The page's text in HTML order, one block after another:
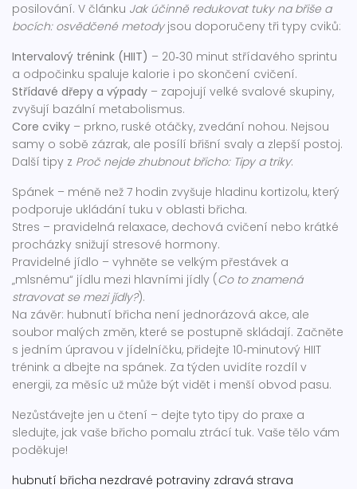
posilování. V článku Jak účinně redukovat tuky na břiše a
bocích: osvědčené metodyjsou doporučeny tři typy cviků:
Intervalový trénink (HIIT) – 20‑30 minut střídavého sprintu
a odpočinku spaluje kalorie i po skončení cvičení.
Střídavé dřepy a výpady – zapojují velké svalové skupiny,
zvyšují bazální metabolismus.
Core cviky – prkno, ruské otáčky, zvedání nohou. Nejsou
samy o sobě zázrak, ale posílí břišní svaly a zlepší postoj.
Další tipy z Proč nejde zhubnout břicho: Tipy a triky:
Spánek – méně než 7 hodin zvyšuje hladinu kortizolu, který
podporuje ukládání tuku v oblasti břicha.
Stres – pravidelná relaxace, dechová cvičení nebo krátké
procházky snižují stresové hormony.
Pravidelné jídlo – vyhněte se velkým přestávek a
„mlsnému“ jídlu mezi hlavními jídly (Co to znamená
stravovat se mezi jídly?).
Na závěr: hubnutí břicha není jednorázová akce, ale
soubor malých změn, které se postupně skládají. Začněte
s jedním úpravou v jídelníčku, přidejte 10‑minutový HIIT
trénink a dbejte na spánek. Za týden uvidíte rozdíl v
energii, za měsíc už může být vidět i menší obvod pasu.
Nezůstávejte jen u čtení – dejte tyto tipy do praxe a
sledujte, jak vaše břicho pomalu ztrácí tuk. Vaše tělo vám
poděkuje!
hubnutí břicha nezdravé potraviny zdravá strava